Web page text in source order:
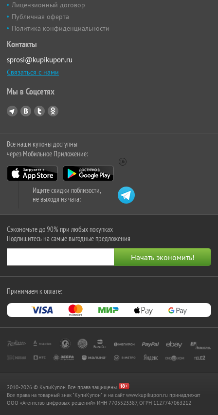
Лицензионный договор
Публичная оферта
Политика конфиденциальности
Контакты
sprosi@kupikupon.ru
Связаться с нами
Мы в Соцсетях
Все наши купоны доступны
через Мобильное Приложение:
Ищите скидки поблизости,
не выходя из чата:
Сэкономьте до 90% при любых покупках
Подпишитесь на самые выгодные предложения
Принимаем к оплате:
2010-2026 © КупиКупон. Все права защищены.
Все права на товарный знак "КупиКупон" и на сайт www.kupikupon.ru принадлежат
OOO «Агентство цифровых решений» ИНН 7705523387, ОГРН 1127747063212